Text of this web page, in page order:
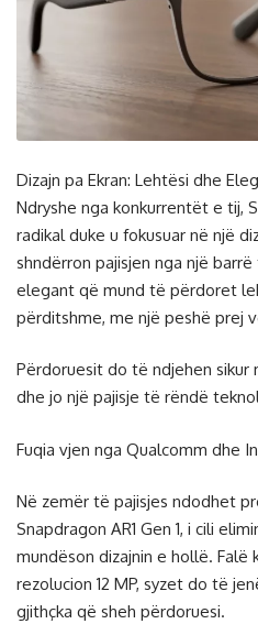
Dizajn pa Ekran: Lehtësi dhe
Ndryshe nga konkurrentët e tij,
radikal duke u fokusuar në një
shndërron pajisjen nga një
elegant që mund të përdoret
përditshme, me një peshë prej
Përdoruesit do të ndjehen sikur
dhe jo një pajisje të rëndë
Fuqia vjen nga Qualcomm dhe
Në zemër të pajisjes ndodhet
Snapdragon AR1 Gen 1, i cili
mundëson dizajnin e hollë. Falë
rezolucion 12 MP, syzet do të
gjithçka që sheh përdoruesi.